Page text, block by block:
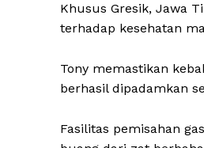
Khusus Gresik, Jawa
terhadap kesehatan
Tony memastikan
berhasil dipadamkan
Fasilitas pemisahan